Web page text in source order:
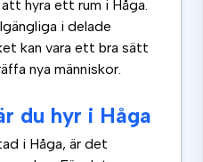
hyra ett rum i Håga.
i delade
kan vara ett bra sätt
nya människor.
du hyr i Håga
i Håga, är det